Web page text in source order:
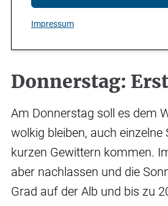
Impressum
Donnerstag:
Am Donnerstag soll es dem
wolkig bleiben, auch
kurzen Gewittern kommen.
aber nachlassen und die
Grad auf der Alb und bis zu